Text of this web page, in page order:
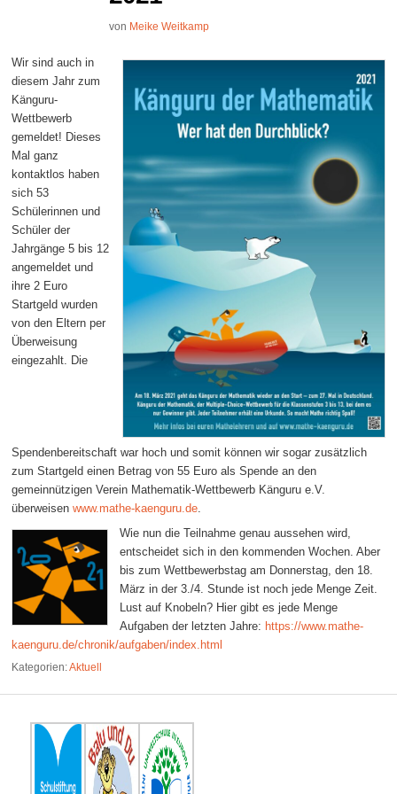
von Meike Weitkamp
Wir sind auch in
diesem Jahr zum
Känguru-
Wettbewerb
gemeldet! Dieses
Mal ganz
kontaktlos haben
sich 53
Schülerinnen und
Schüler der
Jahrgänge 5 bis 12
angemeldet und
ihre 2 Euro
Startgeld wurden
von den Eltern per
Überweisung
eingezahlt. Die
Spendenbereitschaft war hoch und somit können wir sogar zusätzlich
zum Startgeld einen Betrag von 55 Euro als Spende an den
gemeinnützigen Verein Mathematik-Wettbewerb Känguru e.V.
überweisenwww.mathe-kaenguru.de.
Wie nun die Teilnahme genau aussehen wird,
entscheidet sich in den kommenden Wochen. Aber
bis zum Wettbewerbstag am Donnerstag, den 18.
März in der 3./4. Stunde ist noch jede Menge Zeit.
Lust auf Knobeln? Hier gibt es jede Menge
Aufgaben der letzten Jahre: https://www.mathe-
kaenguru.de/chronik/aufgaben/index.html
Kategorien:Aktuell